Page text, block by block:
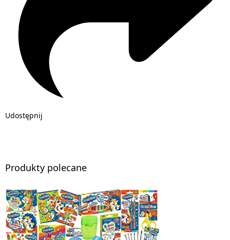
Udostępnij
Produkty polecane